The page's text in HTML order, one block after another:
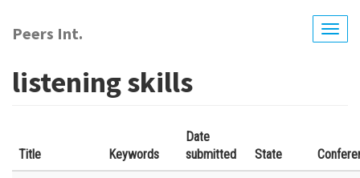
до
основного
Peers Int.
listening skills
Title Keywords
Date
submitted
State